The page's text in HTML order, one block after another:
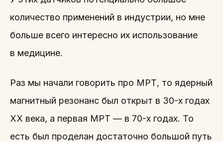
количество применений в индустрии, но мне
больше всего интересно их использование
в медицине.
Раз мы начали говорить про МРТ, то ядерный
магнитный резонанс был открыт в 30-х годах
XX века, а первая МРТ — в 70-х годах. То
есть был проделан достаточно большой путь